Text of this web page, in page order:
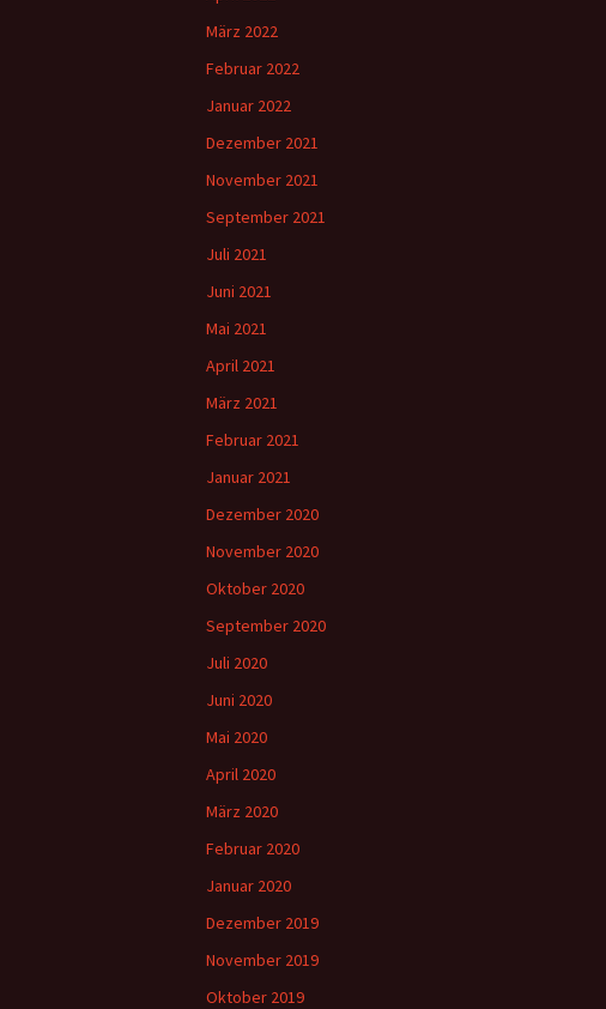
März 2022
Februar 2022
Januar 2022
Dezember 2021
November 2021
September 2021
Juli 2021
Juni 2021
Mai 2021
April 2021
März 2021
Februar 2021
Januar 2021
Dezember 2020
November 2020
Oktober 2020
September 2020
Juli 2020
Juni 2020
Mai 2020
April 2020
März 2020
Februar 2020
Januar 2020
Dezember 2019
November 2019
Oktober 2019